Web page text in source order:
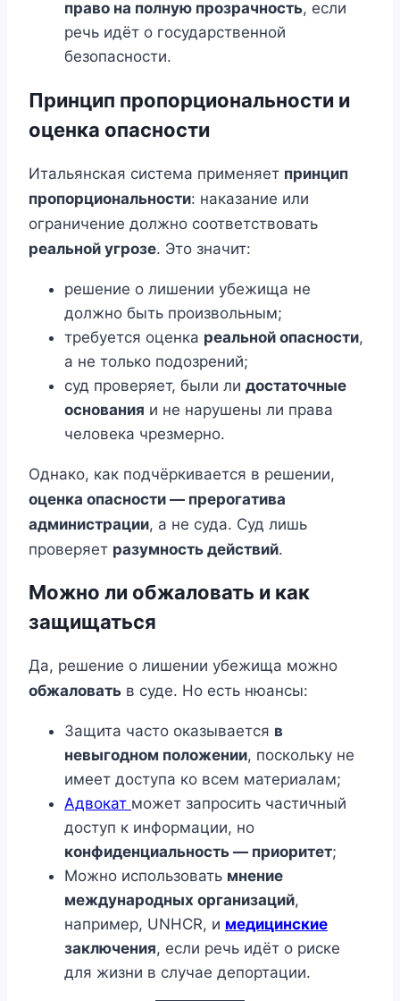
право на полную прозрачность, если
речь идёт о государственной
безопасности.
Принцип пропорциональности и
оценка опасности
Итальянская система применяет принцип
пропорциональности: наказание или
ограничение должно соответствовать
реальной угрозе. Это значит:
решение о лишении убежища не
должно быть произвольным;
требуется оценка реальной опасности,
а не только подозрений;
суд проверяет, были ли достаточные
основания и не нарушены ли права
человека чрезмерно.
Однако, как подчёркивается в решении,
оценка опасности — прерогатива
администрации, а не суда. Суд лишь
проверяет разумность действий.
Можно ли обжаловать и как
защищаться
Да, решение о лишении убежища можно
обжаловать в суде. Но есть нюансы:
Защита часто оказывается в
невыгодном положении, поскольку не
имеет доступа ко всем материалам;
Адвокат может запросить частичный
доступ к информации, но
конфиденциальность — приоритет;
Можно использовать мнение
международных организаций,
например, UNHCR, и медицинские
заключения, если речь идёт о риске
для жизни в случае депортации.